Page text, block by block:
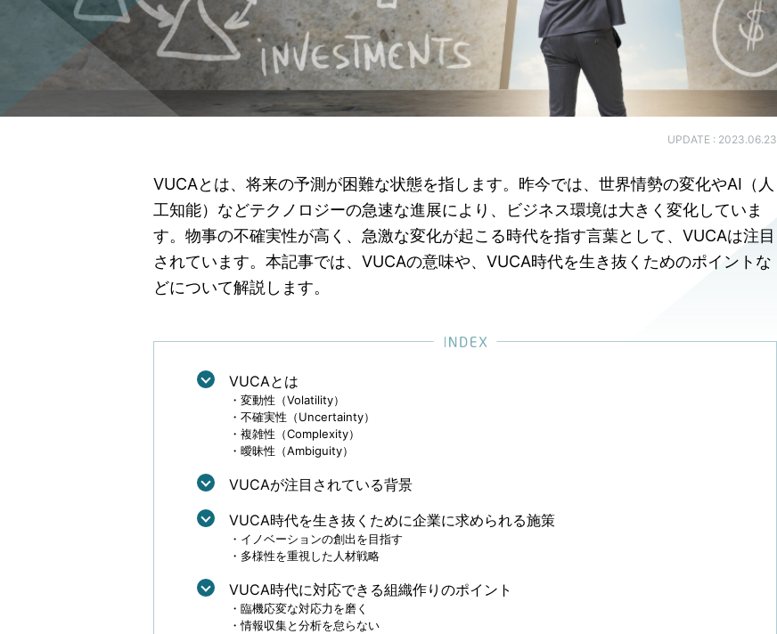
UPDATE : 2023.06.23
VUCAとは、将来の予測が困難な状態を指します。昨今では、世界情勢の変化やAI（人
工知能）などテクノロジーの急速な進展により、ビジネス環境は大きく変化していま
す。物事の不確実性が高く、急激な変化が起こる時代を指す言葉として、VUCAは注目
されています。本記事では、VUCAの意味や、VUCA時代を生き抜くためのポイントな
どについて解説します。
VUCAとは
変動性（Volatility）
不確実性（Uncertainty）
複雑性（Complexity）
曖昧性（Ambiguity）
VUCAが注目されている背景
VUCA時代を生き抜くために企業に求められる施策
イノベーションの創出を目指す
多様性を重視した人材戦略
VUCA時代に対応できる組織作りのポイント
臨機応変な対応力を磨く
情報収集と分析を怠らない